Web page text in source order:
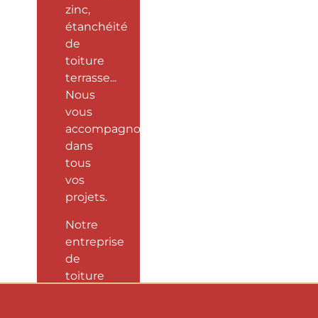
zinc,
étanchéité
de
toiture
terrasse...
Nous
vous
accompagnons
dans
tous
vos
projets.
Notre
entreprise
de
toiture